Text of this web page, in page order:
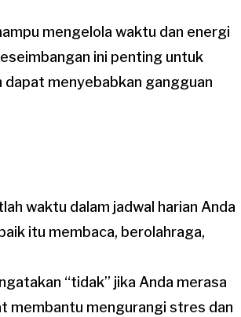
mengelola waktu dan energi
ini penting untuk
menyebabkan gangguan
waktu dalam jadwal harian Anda
itu membaca, berolahraga,
“tidak” jika Anda merasa
membantu mengurangi stres dan